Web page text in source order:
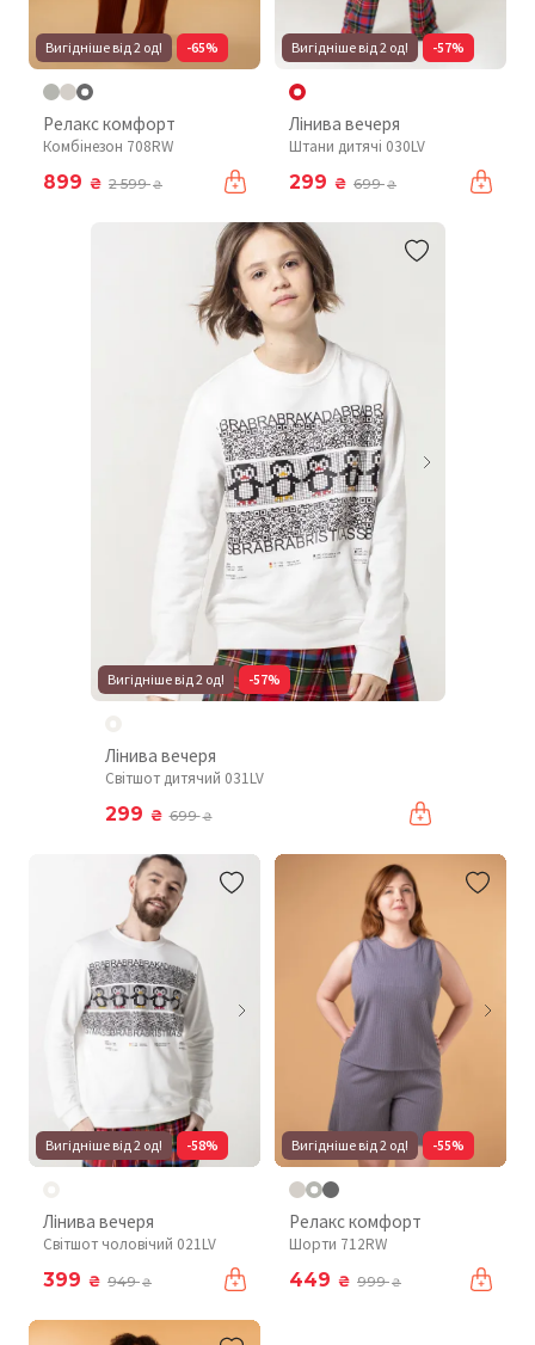
Вигідніше від 2 од! -65%
Релакс комфорт
Комбінезон 708RW
899 ₴ 2 599₴
Вигідніше від 2 од! -57%
Лінива вечеря
Штани дитячі 030LV
299 ₴ 699₴
Вигідніше від 2 од! -57%
Лінива вечеря
Світшот дитячий 031LV
299 ₴ 699₴
Вигідніше від 2 од! -58%
Лінива вечеря
Світшот чоловічий 021LV
399 ₴ 949₴
Вигідніше від 2 од! -55%
Релакс комфорт
Шорти 712RW
449 ₴ 999₴